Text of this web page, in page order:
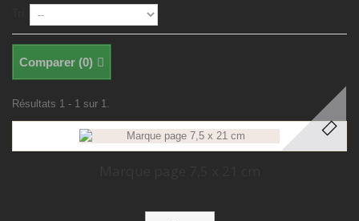
Comparer (0)
Résultats 1 - 1 sur 1.